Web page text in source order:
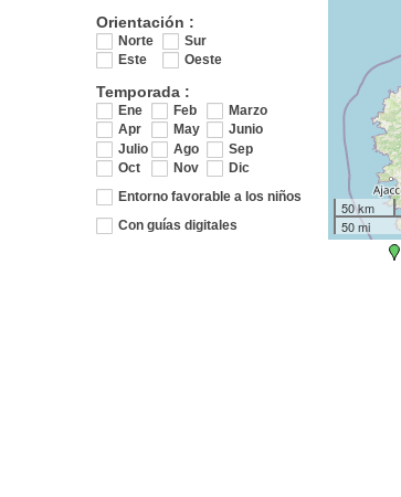
Orientación :
Norte
Sur
Este
Oeste
Temporada :
Ene Feb
Marzo
Apr
May
Junio
Julio
Ago
Sep
Oct
Nov
Dic
Entorno favorable a los niños
Con guías digitales
50 km
50 mi